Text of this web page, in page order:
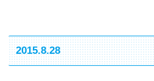
2015.8.28